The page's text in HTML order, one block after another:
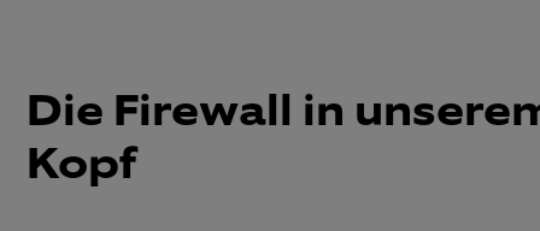
Die Firewall in
Kopf